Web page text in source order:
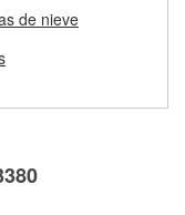
de
si pueden
o discos no
a encontrar las
de nieve